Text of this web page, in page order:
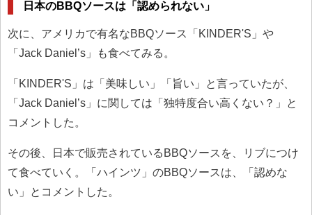
日本のBBQソースは「認められない」
次に、アメリカで有名なBBQソース「KINDER'S」や
「Jack Daniel’s」も食べてみる。
「KINDER'S」は「美味しい」「旨い」と言っていたが、
「Jack Daniel’s」に関しては「独特度合い高くない？」と
コメントした。
その後、日本で販売されているBBQソースを、リブにつけ
て食べていく。「ハインツ」のBBQソースは、「認めな
い」とコメントした。